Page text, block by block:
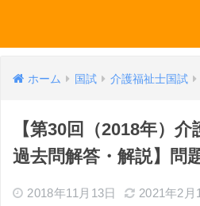
ホーム 国試 介護福祉士国試
【第30回（2018年）
過去問解答・解説】問
2018年11月13日 2021年2月